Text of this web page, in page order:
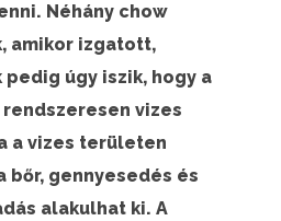
Néhány chow
amikor izgatott,
pedig úgy iszik, hogy a
vizes
a vizes területen
bőr, gennyesedés és
alakulhat ki. A